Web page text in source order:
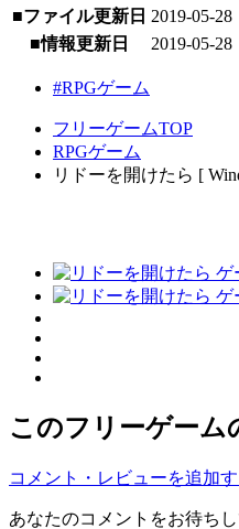
■ファイル更新日 2019-05-28
■情報更新日
2019-05-28
#RPGゲーム
フリーゲームTOP
RPGゲーム
リドーを開けたら [
このフリーゲーム
コメント・レビューを追加
あなたのコメントをお待ちし